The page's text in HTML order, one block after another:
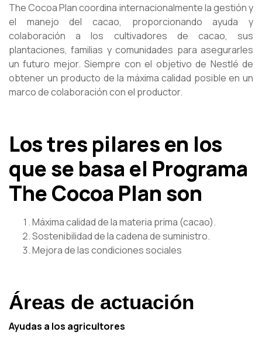
The Cocoa Plan coordina internacionalmente la gestión y
el manejo del cacao, proporcionando ayuda y
colaboración a los cultivadores de cacao, sus
plantaciones, familias y comunidades para asegurarles
un futuro mejor. Siempre con el objetivo de Nestlé de
obtener un producto de la máxima calidad posible en un
marco de colaboración con el productor.
Los tres pilares en los
que se basa el Programa
The Cocoa Plan son
Máxima calidad de la materia prima (cacao).
Sostenibilidad de la cadena de suministro.
Mejora de las condiciones sociales
Áreas de actuación
Ayudas a los agricultores